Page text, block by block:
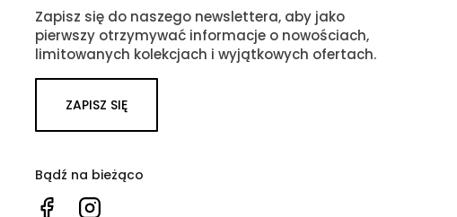
Zapisz się do naszego newslettera, aby jako
pierwszy otrzymywać informacje o nowościach,
limitowanych kolekcjach i wyjątkowych ofertach.
ZAPISZ SIĘ
Bądź na bieżąco
Facebook